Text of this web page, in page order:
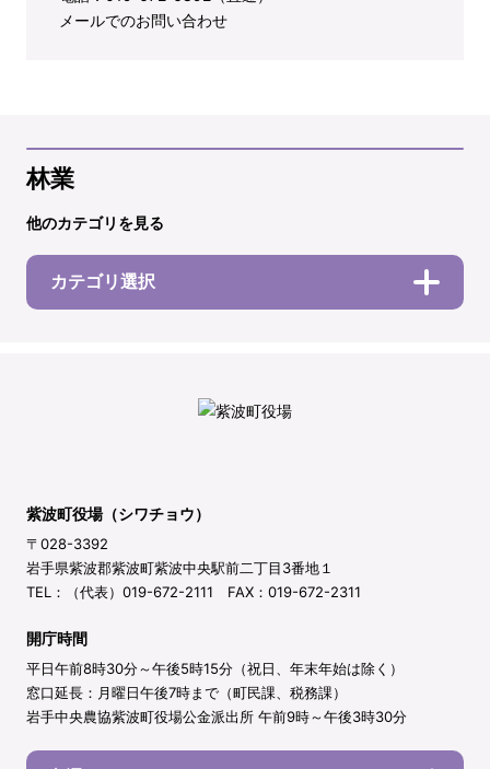
メールでのお問い合わせ
林業
他のカテゴリを見る
カテゴリ選択
紫波町役場（シワチョウ）
〒028-3392
岩手県紫波郡紫波町紫波中央駅前二丁目3番地１
TEL：（代表）019-672-2111 FAX：019-672-2311
開庁時間
平日午前8時30分～午後5時15分（祝日、年末年始は除く）
窓口延長：月曜日午後7時まで（町民課、税務課）
岩手中央農協紫波町役場公金派出所 午前9時～午後3時30分